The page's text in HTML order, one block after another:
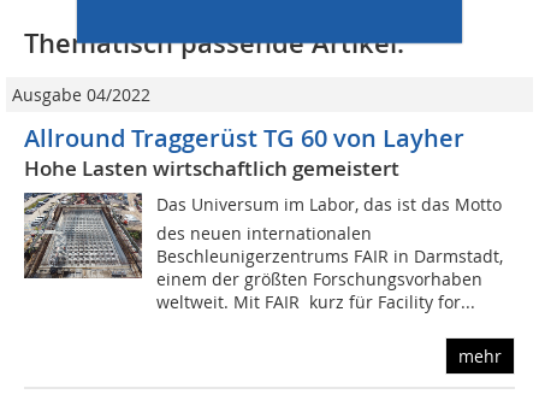
Thematisch passende Artikel:
Ausgabe 04/2022
Allround Traggerüst TG 60 von Layher
Hohe Lasten wirtschaftlich gemeistert
Das Universum im Labor, das ist das Motto
des neuen internationalen
Beschleunigerzentrums FAIR in Darmstadt,
einem der größten Forschungsvorhaben
weltweit. Mit FAIR  kurz für Facility for...
mehr